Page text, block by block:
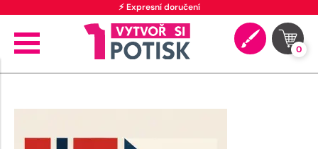
⚡ Expresní doručení
0